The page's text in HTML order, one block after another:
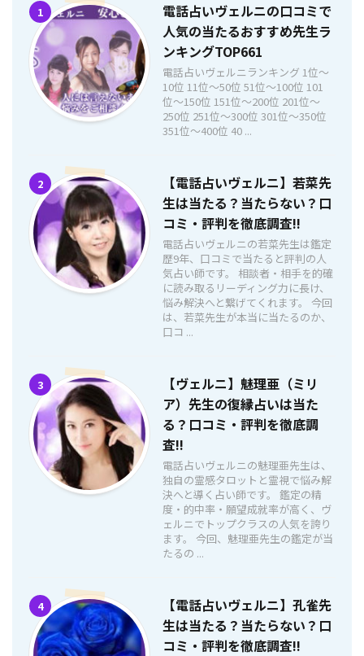
1
電話占いヴェルニの口コミで
人気の当たるおすすめ先生ラ
ンキングTOP661
電話占いヴェルニランキング 1位〜
10位 11位〜50位 51位〜100位 101
位〜150位 151位〜200位 201位〜
250位 251位〜300位 301位〜350位
351位〜400位 40 ...
2
【電話占いヴェルニ】若菜先
生は当たる？当たらない？口
コミ・評判を徹底調査!!
電話占いヴェルニの若菜先生は鑑定
歴9年、口コミで当たると評判の人
気占い師です。 相談者・相手を的確
に読み取るリーディング力に長け、
悩み解決へと繋げてくれます。 今回
は、若菜先生が本当に当たるのか、
口コ ...
3
【ヴェルニ】魅理亜（ミリ
ア）先生の復縁占いは当た
る？口コミ・評判を徹底調
査!!
電話占いヴェルニの魅理亜先生は、
独自の霊感タロットと霊視で悩み解
決へと導く占い師です。 鑑定の精
度・的中率・願望成就率が高く、ヴ
ェルニでトップクラスの人気を誇り
ます。 今回、魅理亜先生の鑑定が当
たるの ...
4
【電話占いヴェルニ】孔雀先
生は当たる？当たらない？口
コミ・評判を徹底調査!!